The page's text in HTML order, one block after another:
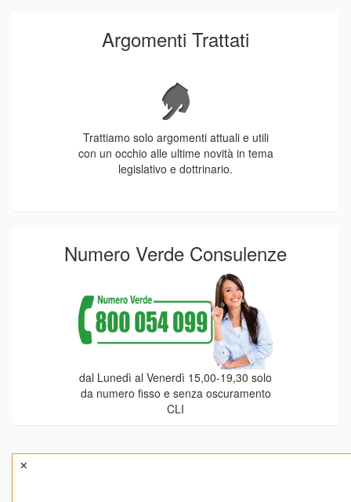
Argomenti Trattati
Trattiamo solo argomenti attuali e utili
con un occhio alle ultime novità in tema
legislativo e dottrinario.
Numero Verde Consulenze
dal Lunedì al Venerdì 15,00-19,30 solo
da numero fisso e senza oscuramento
CLI